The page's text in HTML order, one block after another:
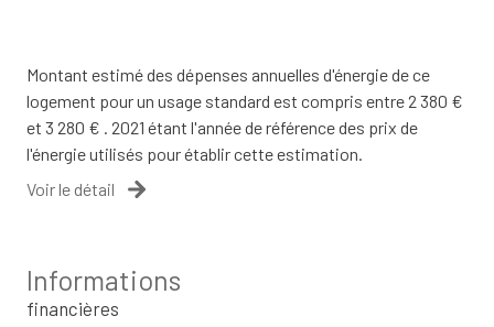
Montant estimé des dépenses annuelles d'énergie de ce
logement pour un usage standard est compris entre 2 380 €
et 3 280 € . 2021 étant l'année de référence des prix de
l'énergie utilisés pour établir cette estimation.
Voir le détail
Informations
financières